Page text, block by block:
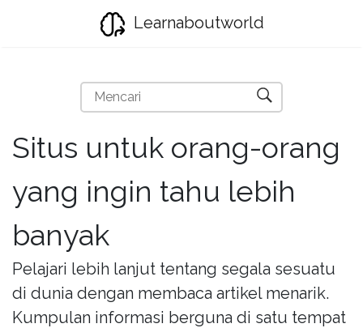
Learnaboutworld
Situs untuk orang-orang
yang ingin tahu lebih
banyak
Pelajari lebih lanjut tentang segala sesuatu
di dunia dengan membaca artikel menarik.
Kumpulan informasi berguna di satu tempat